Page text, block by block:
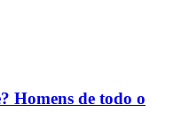
Homens de todo o